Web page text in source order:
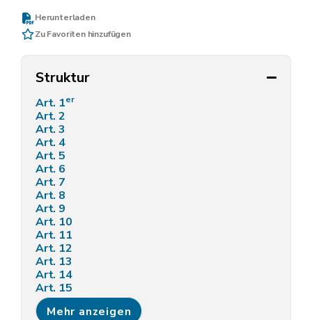
Herunterladen
Zu Favoriten hinzufügen
Struktur
Art. 1er
Art. 2
Art. 3
Art. 4
Art. 5
Art. 6
Art. 7
Art. 8
Art. 9
Art. 10
Art. 11
Art. 12
Art. 13
Art. 14
Art. 15
Annexe
Mehr anzeigen